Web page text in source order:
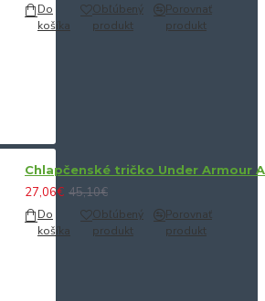
Do
košíka
Obľúbený
produkt
Porovnať
produkt
Chlapčenské tričko Under Armour
27,06€ 45,10€
Do
košíka
Obľúbený
produkt
Porovnať
produkt